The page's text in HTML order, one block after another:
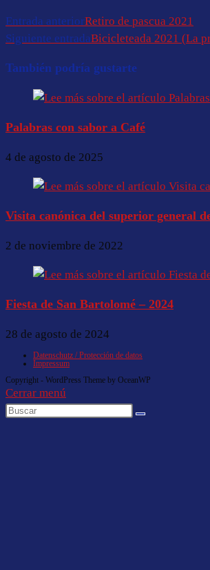
Entrada anteriorRetiro de pascua 2021
Siguiente entradaBicicleteada 2021 (La
También podría gustarte
Palabras con sabor a Café
4 de agosto de 2025
Visita canónica del superior general
2 de noviembre de 2022
Fiesta de San Bartolomé – 2024
28 de agosto de 2024
Datenschutz / Protección de datos
Impressum
Copyright - WordPress Theme by OceanWP
Cerrar menú